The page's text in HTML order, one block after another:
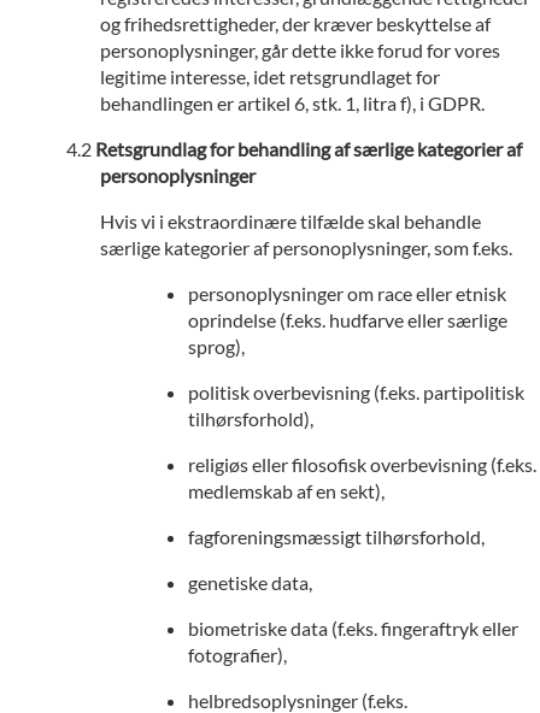
og frihedsrettigheder, der kræver beskyttelse af
personoplysninger, går dette ikke forud for vores
legitime interesse, idet retsgrundlaget for
behandlingen er artikel 6, stk. 1, litra f), i GDPR.
Retsgrundlag for behandling af særlige kategorier af
personoplysninger
Hvis vi i ekstraordinære tilfælde skal behandle
særlige kategorier af personoplysninger, som f.eks.
personoplysninger om race eller etnisk
oprindelse (f.eks. hudfarve eller særlige
sprog),
politisk overbevisning (f.eks. partipolitisk
tilhørsforhold),
religiøs eller filosofisk overbevisning (f.eks.
medlemskab af en sekt),
fagforeningsmæssigt tilhørsforhold,
genetiske data,
biometriske data (f.eks. fingeraftryk eller
fotografier),
helbredsoplysninger (f.eks.